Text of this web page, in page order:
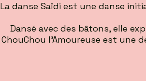
La danse Saïdi est une danse
Dansé avec des bâtons, elle
ChouChou l'Amoureuse est une